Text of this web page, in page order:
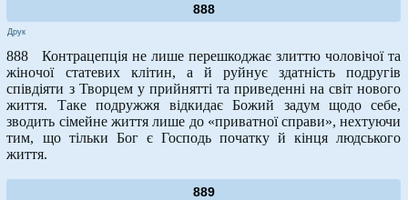
888
Друк
888 Контрацепція не лише перешкоджає злиттю чоловічої та
жіночої статевих клітин, а й руйнує здатність подругів
співдіяти з Творцем у прийнятті та приведенні на світ нового
життя. Таке подружжя відкидає Божий задум щодо себе,
зводить сімейне життя лише до «приватної справи», нехтуючи
тим, що тільки Бог є Господь початку й кінця людського
життя.
889